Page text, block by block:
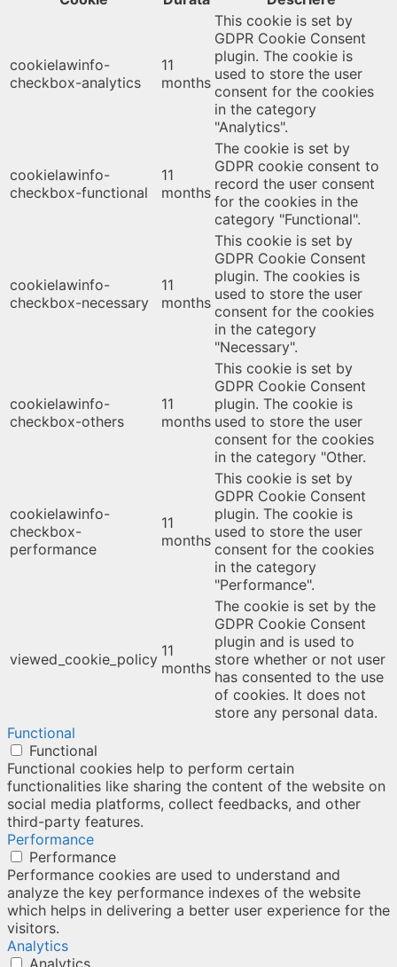
cookielawinfo-
checkbox-analytics
11
months
This cookie is set by
GDPR Cookie Consent
plugin. The cookie is
used to store the user
consent for the cookies
in the category
"Analytics".
cookielawinfo-
checkbox-functional
11
months
The cookie is set by
GDPR cookie consent to
record the user consent
for the cookies in the
category "Functional".
cookielawinfo-
checkbox-necessary
11
months
This cookie is set by
GDPR Cookie Consent
plugin. The cookies is
used to store the user
consent for the cookies
in the category
"Necessary".
cookielawinfo-
checkbox-others
11
months
This cookie is set by
GDPR Cookie Consent
plugin. The cookie is
used to store the user
consent for the cookies
in the category "Other.
cookielawinfo-
checkbox-
performance
11
months
This cookie is set by
GDPR Cookie Consent
plugin. The cookie is
used to store the user
consent for the cookies
in the category
"Performance".
viewed_cookie_policy 11
months
The cookie is set by the
GDPR Cookie Consent
plugin and is used to
store whether or not user
has consented to the use
of cookies. It does not
store any personal data.
Functional
Functional
Functional cookies help to perform certain
functionalities like sharing the content of the website on
social media platforms, collect feedbacks, and other
third-party features.
Performance
Performance
Performance cookies are used to understand and
analyze the key performance indexes of the website
which helps in delivering a better user experience for the
visitors.
Analytics